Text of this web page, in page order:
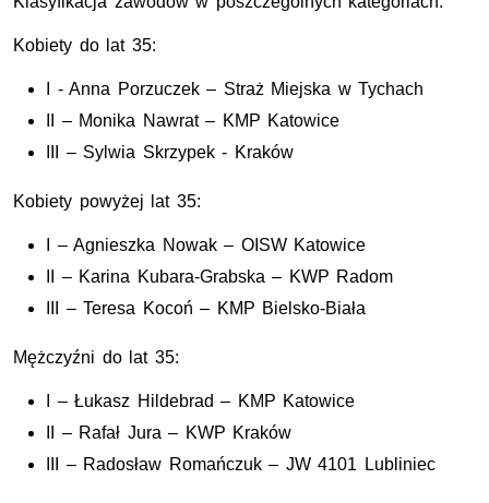
Kobiety do lat 35:
I - Anna Porzuczek – Straż Miejska w Tychach
II – Monika Nawrat – KMP Katowice
III – Sylwia Skrzypek - Kraków
Kobiety powyżej lat 35:
I – Agnieszka Nowak – OISW Katowice
II – Karina Kubara-Grabska – KWP Radom
III – Teresa Kocoń – KMP Bielsko-Biała
Mężczyźni do lat 35:
I – Łukasz Hildebrad – KMP Katowice
II – Rafał Jura – KWP Kraków
III – Radosław Romańczuk – JW 4101 Lubliniec